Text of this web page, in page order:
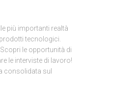
più importanti realtà
tecnologici.
le opportunità di
le interviste di lavoro!
consolidata sul